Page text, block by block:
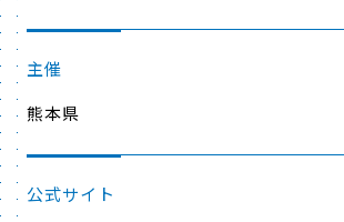
主催
熊本県
公式サイト